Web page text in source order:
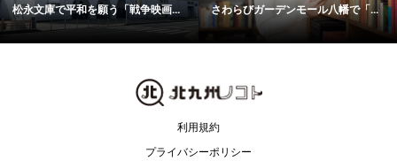
松永文庫で平和を願う「戦争映画... さわらびガーデンモール八幡で「...
利用規約
プライバシーポリシー